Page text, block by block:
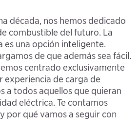
década, nos hemos dedicado
combustible del futuro. La
es una opción inteligente.
de que además sea fácil.
centrado exclusivamente
experiencia de carga de
a todos aquellos que quieran
eléctrica. Te contamos
por qué vamos a seguir con